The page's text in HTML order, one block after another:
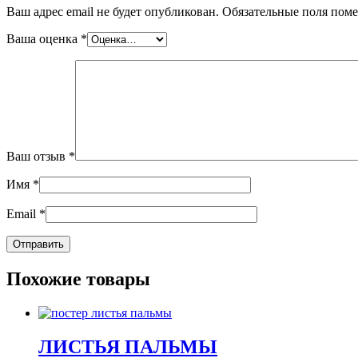
Ваш адрес email не будет опубликован. Обязательные поля
Ваша оценка *
Ваш отзыв *
Имя *
Email *
Похожие товары
ЛИСТЬЯ ПАЛЬМЫ